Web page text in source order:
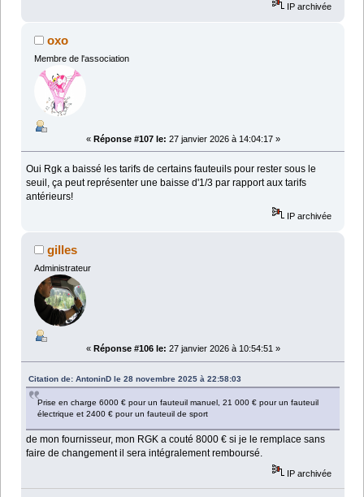
IP archivée
oxo
Membre de l'association
« Réponse #107 le: 27 janvier 2026 à 14:04:17 »
Oui Rgk a baissé les tarifs de certains fauteuils pour rester sous le
seuil, ça peut représenter une baisse d'1/3 par rapport aux tarifs
antérieurs!
IP archivée
gilles
Administrateur
« Réponse #106 le: 27 janvier 2026 à 10:54:51 »
Citation de: AntoninD le 28 novembre 2025 à 22:58:03
Prise en charge 6000 € pour un fauteuil manuel, 21 000 € pour un fauteuil
électrique et 2400 € pour un fauteuil de sport
de mon fournisseur, mon RGK a couté 8000 € si je le remplace sans
faire de changement il sera intégralement remboursé.
IP archivée